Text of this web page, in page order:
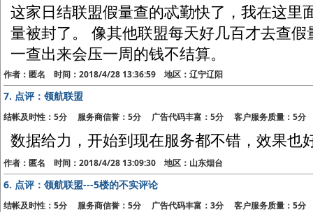
这家日结联盟假量查的忒勤快了，我在这里
量被封了。 像其他联盟每天好几百才去查
一查出来会压一周的钱不结算。
作者：匿名 时间：2018/4/28 13:36:59 地区：辽宁辽阳
7. 点评：领航联盟
结帐及时性：5分 服务商信誉：5分 广告代码丰富：5分 客户服务质量：5分
数据给力，开始到现在服务都不错，效果也
作者：匿名 时间：2018/4/28 13:09:30 地区：山东烟台
6. 点评：领航联盟---5楼的不实评论
结帐及时性：5分 服务商信誉：5分 广告代码丰富：3分 客户服务质量：5分